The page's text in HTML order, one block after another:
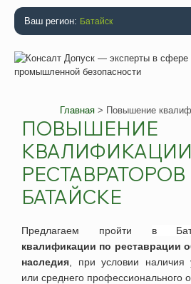
Ваш регион: Батайск
Главная > Повышение
ПОВЫШЕНИЕ
КВАЛИФИКАЦИИ
РЕСТАВРАТОРОВ
БАТАЙСКЕ
Предлагаем пройти в
квалификации по реставрации
наследия , при условии
или среднего профессионального